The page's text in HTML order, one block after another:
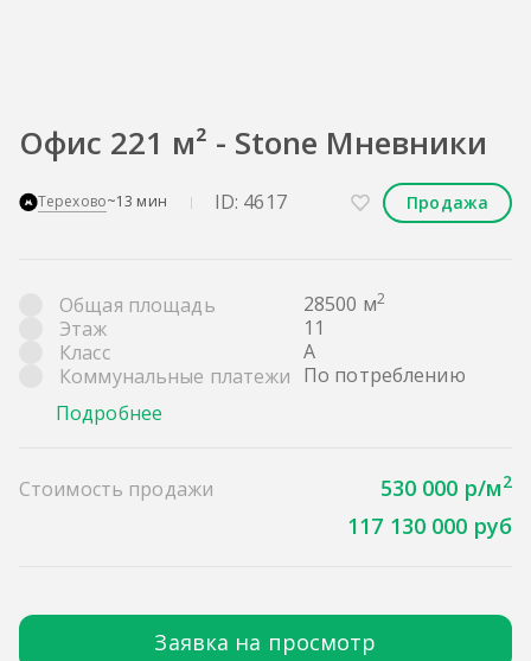
Офис 221 м² - Stone Мневники
Терехово~13 мин ID: 4617 Продажа
Общая площадь 28500 м2
Этаж
11
Класс
A
Коммунальные платежи По потреблению
Подробнее
Стоимость продажи 530 000 р/м2
117 130 000 руб
Заявка на просмотр